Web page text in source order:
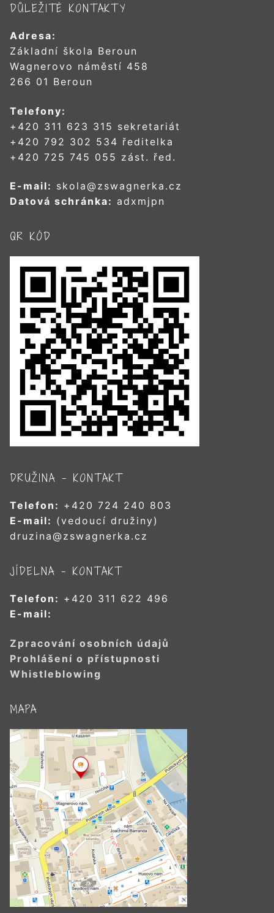
DŮLEŽITÉ KONTAKTY
Adresa:
Základní škola Beroun
Wagnerovo náměstí 458
266 01 Beroun
Telefony:
+420 311 623 315 sekretariát
+420 792 302 534 ředitelka
+420 725 745 055 zást. řed.
E-mail: skola@zswagnerka.cz
Datová schránka: adxmjpn
QR KÓD
DRUŽINA – KONTAKT
Telefon: +420 724 240 803
E-mail: (vedoucí družiny)
druzina@zswagnerka.cz
JÍDELNA – KONTAKT
Telefon: +420 311 622 496
E-mail:
Zpracování osobních údajů
Prohlášení o přístupnosti
Whistleblowing
MAPA